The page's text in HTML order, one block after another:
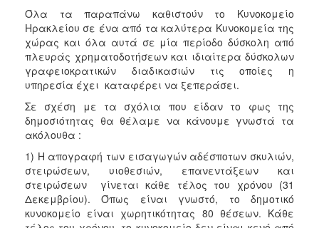
Όλα τα παραπάνω καθιστούν το Κυνοκομείο
Ηρακλείου σε ένα από τα καλύτερα Κυνοκομεία της
χώρας και όλα αυτά σε μία περίοδο δύσκολη από
πλευράς χρηματοδοτήσεων και ιδιαίτερα δύσκολων
γραφειοκρατικών διαδικασιών τις οποίες η
υπηρεσία έχει καταφέρει να ξεπεράσει.
Σε σχέση με τα σχόλια που είδαν το φως της
δημοσιότητας θα θέλαμε να κάνουμε γνωστά τα
ακόλουθα :
1) Η απογραφή των εισαγωγών αδέσποτων σκυλιών,
στειρώσεων, υιοθεσιών, επανεντάξεων και
στειρώσεων γίνεται κάθε τέλος του χρόνου (31
Δεκεμβρίου). Όπως είναι γνωστό, το δημοτικό
κυνοκομείο είναι χωρητικότητας 80 θέσεων. Κάθε